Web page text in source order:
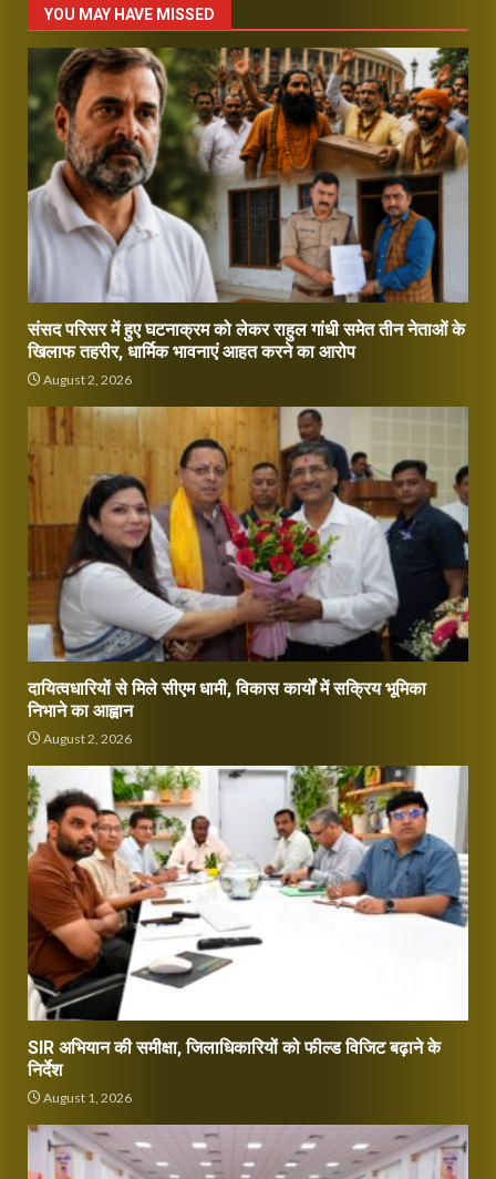
YOU MAY HAVE MISSED
संसद परिसर में हुए घटनाक्रम को लेकर राहुल गांधी समेत तीन नेताओं के
खिलाफ तहरीर, धार्मिक भावनाएं आहत करने का आरोप
August 2, 2026
दायित्वधारियों से मिले सीएम धामी, विकास कार्यों में सक्रिय भूमिका
निभाने का आह्वान
August 2, 2026
SIR अभियान की समीक्षा, जिलाधिकारियों को फील्ड विजिट बढ़ाने के
निर्देश
August 1, 2026